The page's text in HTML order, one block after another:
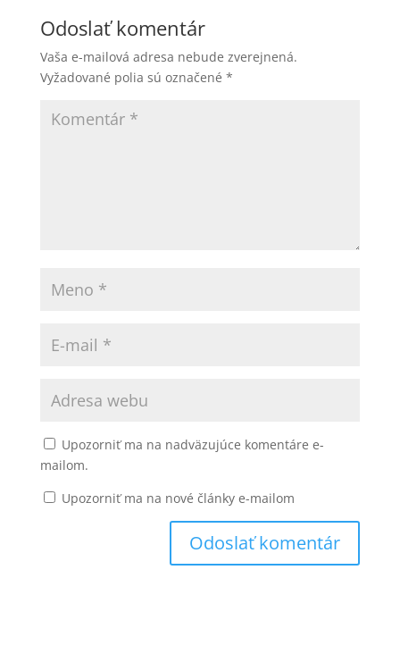
Odoslať komentár
Vaša e-mailová adresa nebude zverejnená.
Vyžadované polia sú označené *
Upozorniť ma na nadväzujúce komentáre e-
mailom.
Upozorniť ma na nové články e-mailom